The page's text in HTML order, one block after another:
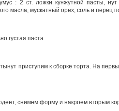
: 2 ст. ложки кунжутной пасты,
масла, мускатный орех, соль и перец
густая паста
приступим к сборке торта. На
снимем форму и накроем вторым